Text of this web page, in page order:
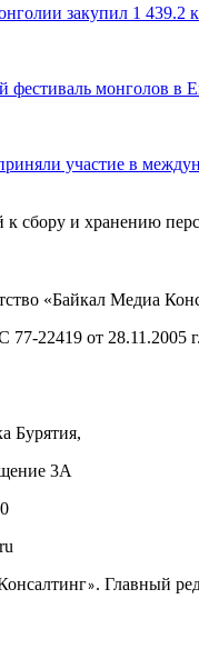
закупил 1 439.2
фестиваль монголов в
участие в
к сбору и хранению
«Байкал Медиа
от 28.11.2005 г.
Бурятия,
3А
». Главный